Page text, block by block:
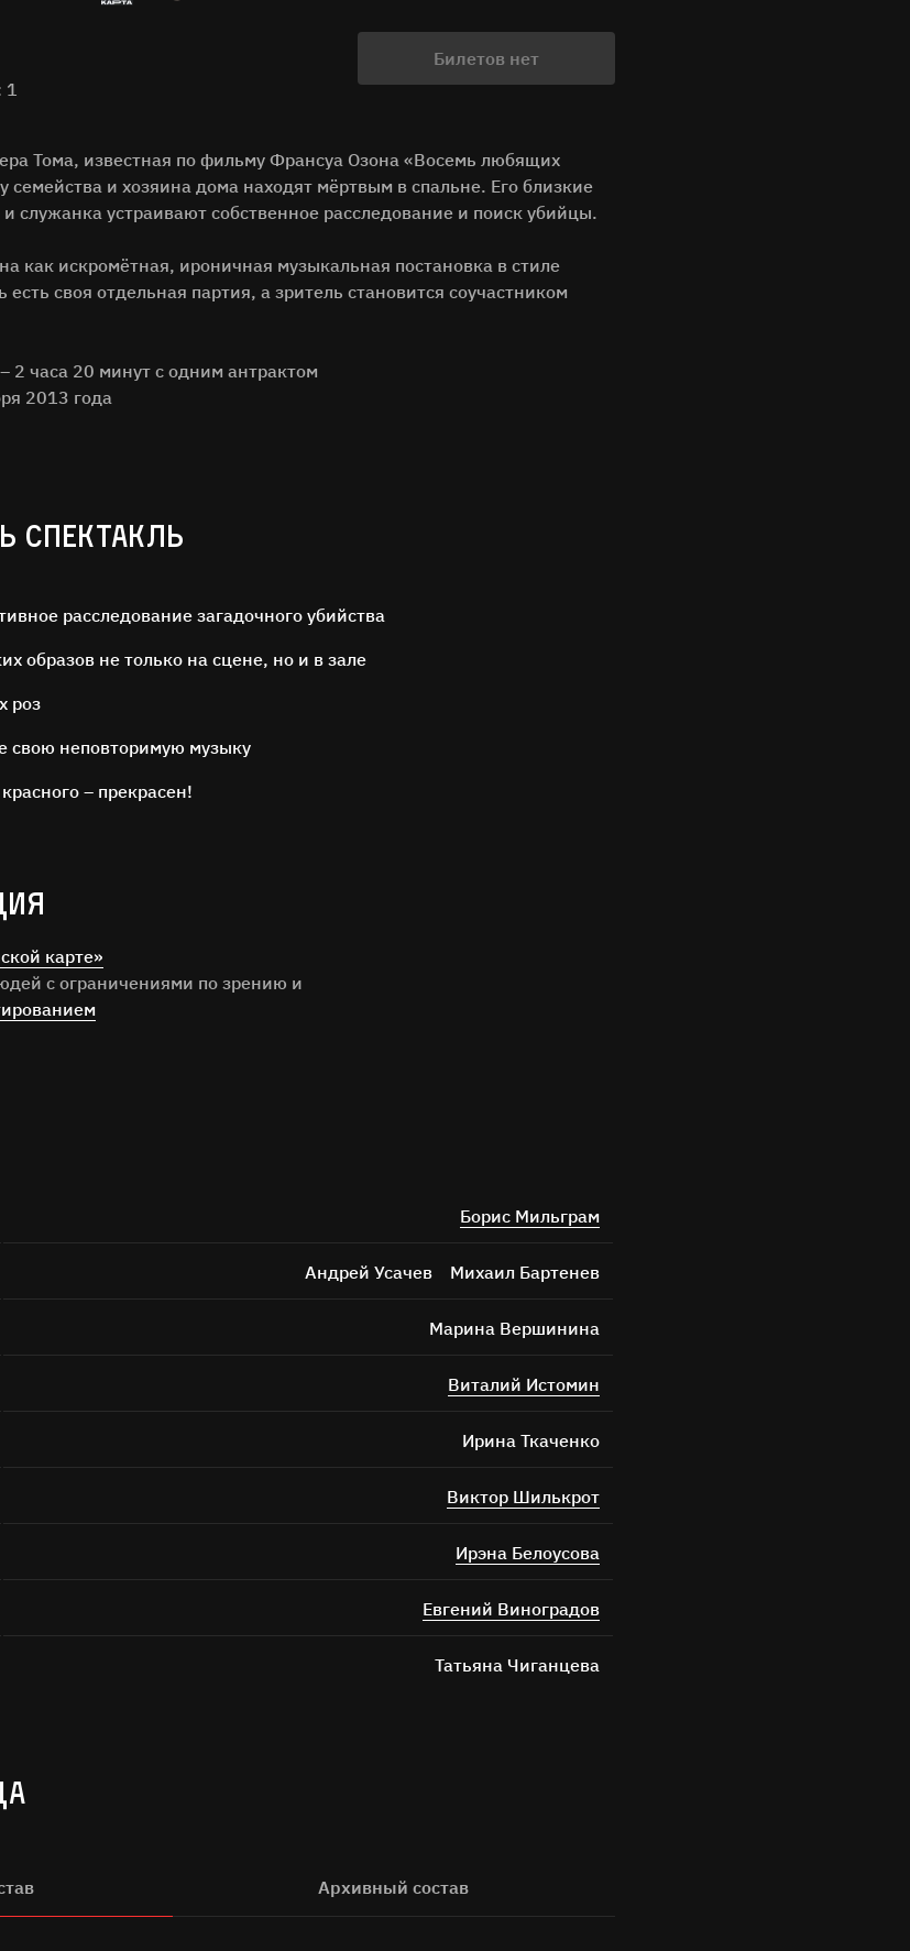
1
Билетов нет
Тома, известная по фильму Франсуа Озона «Восемь любящих
и хозяина дома находят мёртвым в спальне. Его близкие
служанка устраивают собственное расследование и поиск убийцы.
как искромётная, ироничная музыкальная постановка в стиле
своя отдельная партия, а зритель становится соучастником
2 часа 20 минут с одним антрактом
2013 года
СПЕКТАКЛЬ
расследование загадочного убийства
образов не только на сцене, но и в зале
роз
неповторимую музыку
– прекрасен!
карте»
с ограничениями по зрению и
Борис Мильграм
Андрей Усачев Михаил Бартенев
Марина Вершинина
Виталий Истомин
Ирина Ткаченко
Виктор Шилькрот
Ирэна Белоусова
Евгений Виноградов
Татьяна Чиганцева
Архивный состав